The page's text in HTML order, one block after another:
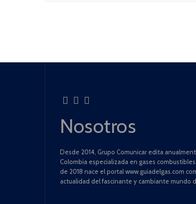
Nosotros
Desde 2014, Grupo Comunicar edita
Colombia especializada en gases
de 2018 nace el portal www.guiadelgas.com
actualidad del fascinante y cambiante mundo